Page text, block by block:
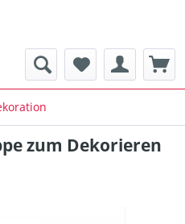
zum Dekorieren